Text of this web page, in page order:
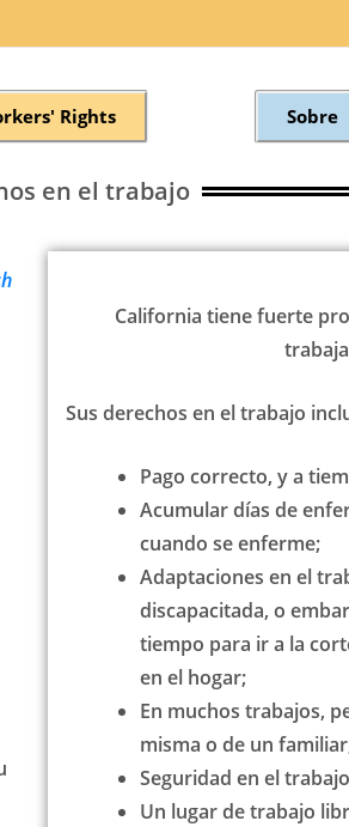
Rights Sobre
en el trabajo
California tiene fuerte
Sus derechos en el trabajo
Pago correcto, y a
Acumular días de
cuando se enferme;
Adaptaciones en el
discapacitada, o
tiempo para ir a la
en el hogar;
En muchos trabajos,
misma o de un
Seguridad en el
Un lugar de trabajo